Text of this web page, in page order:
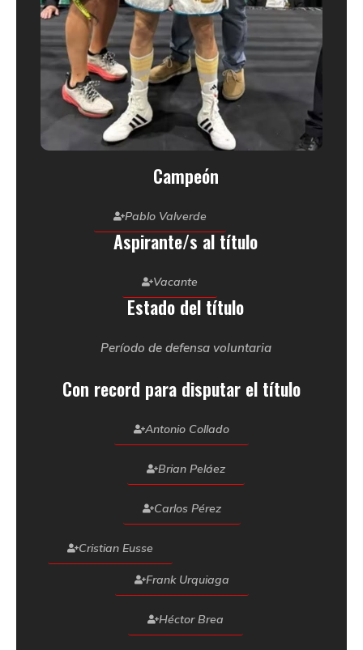
Campeón
Pablo Valverde
Aspirante/s al título
Vacante
Estado del título
Período de defensa voluntaria
Con record para disputar el título
Antonio Collado
Brian Peláez
Carlos Pérez
Cristian Eusse
Frank Urquiaga
Héctor Brea